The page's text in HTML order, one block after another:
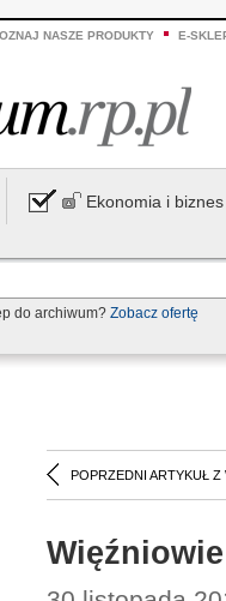
NASZE PRODUKTY E-
Ekonomia i biznes
do archiwum? Zobacz ofertę
POPRZEDNI ARTYKUŁ Z